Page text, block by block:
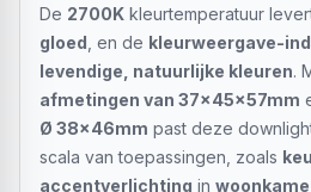
De 2700K kleurtemperatuur
gloed , en de kleurweergave-
levendige, natuurlijke kleuren.
afmetingen van 37x45x57mm
Ø 38x46mm past deze
scala van toepassingen, zoals
accentverlichting in